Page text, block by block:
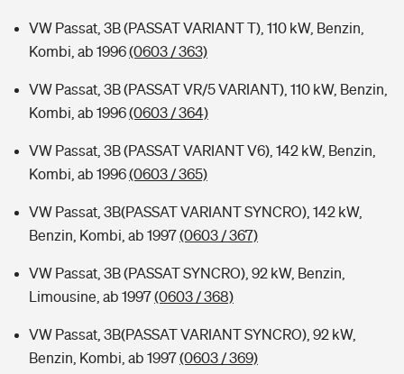
VW Passat, 3B (PASSAT VARIANT T), 110 kW, Benzin,
Kombi, ab 1996(0603 / 363)
VW Passat, 3B (PASSAT VR/5 VARIANT), 110 kW, Benzin,
Kombi, ab 1996(0603 / 364)
VW Passat, 3B (PASSAT VARIANT V6), 142 kW, Benzin,
Kombi, ab 1996(0603 / 365)
VW Passat, 3B(PASSAT VARIANT SYNCRO), 142 kW,
Benzin, Kombi, ab 1997(0603 / 367)
VW Passat, 3B (PASSAT SYNCRO), 92 kW, Benzin,
Limousine, ab 1997(0603 / 368)
VW Passat, 3B(PASSAT VARIANT SYNCRO), 92 kW,
Benzin, Kombi, ab 1997(0603 / 369)